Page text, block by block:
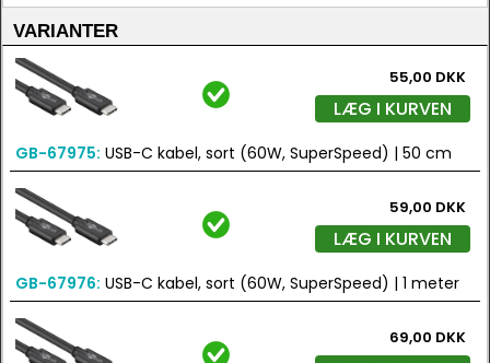
VARIANTER
55,00 DKK
LÆG I KURVEN
GB-67975: USB-C kabel, sort (60W, SuperSpeed) | 50 cm
59,00 DKK
LÆG I KURVEN
GB-67976: USB-C kabel, sort (60W, SuperSpeed) | 1 meter
69,00 DKK